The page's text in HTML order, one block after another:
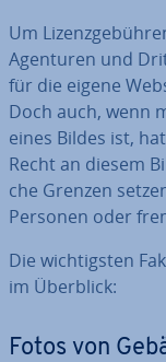
Um
Agenturen und
für die eigene
Doch auch, wenn
eines Bildes ist,
Recht an diesem
che Grenzen
Personen oder
Die wich­tigs­ten
im Überblick:
Fotos von